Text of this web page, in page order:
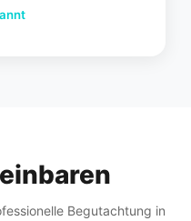
Begutachtung in